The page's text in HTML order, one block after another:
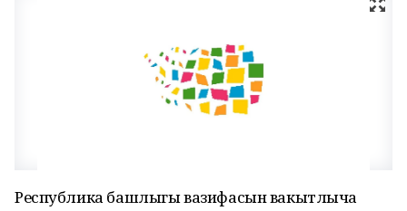
Республика башлыгы вазифасын вакытлыча